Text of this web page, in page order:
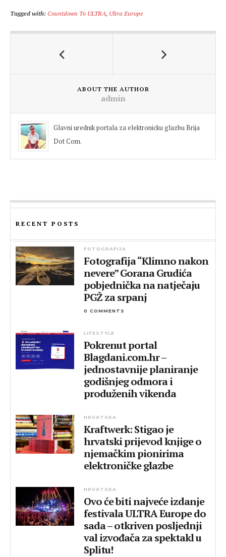
Tagged with:Countdown To ULTRA, Ultra Europe
ABOUT THE AUTHOR
admin
Glavni urednik portala za elektronicku glazbu Brija
Dot Com.
RECENT POSTS
FOTOGRAFIJA
Fotografija “Klimno nakon
nevere” Gorana Grudića
pobjednička na natječaju
PGŽ za srpanj
0 COMMENTS
LIFESTYLE
Pokrenut portal
Blagdani.com.hr –
jednostavnije planiranje
godišnjeg odmora i
produženih vikenda
HRVATSKA
Kraftwerk: Stigao je
hrvatski prijevod knjige o
njemačkim pionirima
elektroničke glazbe
HRVATSKA
Ovo će biti najveće izdanje
festivala ULTRA Europe do
sada – otkriven posljednji
val izvođača za spektakl u
Splitu!